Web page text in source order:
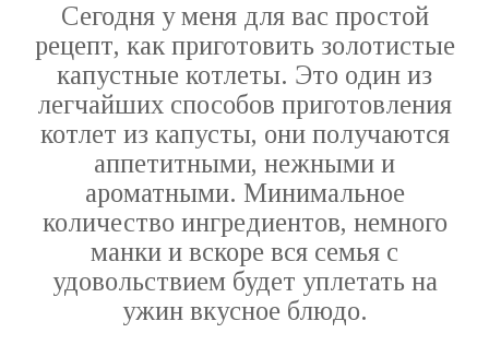
Сегодня у меня для вас простой
рецепт, как приготовить золотистые
капустные котлеты. Это один из
легчайших способов приготовления
котлет из капусты, они получаются
аппетитными, нежными и
ароматными. Минимальное
количество ингредиентов, немного
манки и вскоре вся семья с
удовольствием будет уплетать на
ужин вкусное блюдо.